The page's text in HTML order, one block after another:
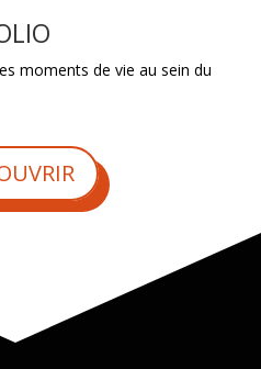
moments de vie au sein du